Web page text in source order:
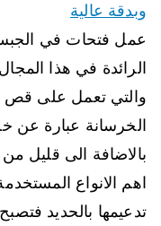
وبدقة عالية
عمل فتحات في
الرائدة في هذا
والتي تعمل على قص
الخرسانة عبارة عن
بالاضافة الى قليل
اهم الانواع
تدعيمها بالحديد